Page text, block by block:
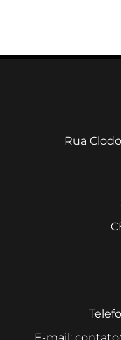
Rua
E-mail: